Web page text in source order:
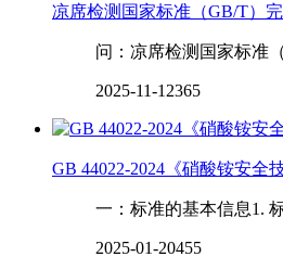
凉席检测国家标准（GB/T）
问：凉席检测国家标准
2025-11-12365
GB 44022-2024《硝酸铵安全
一：标准的基本信息1.
2025-01-20455